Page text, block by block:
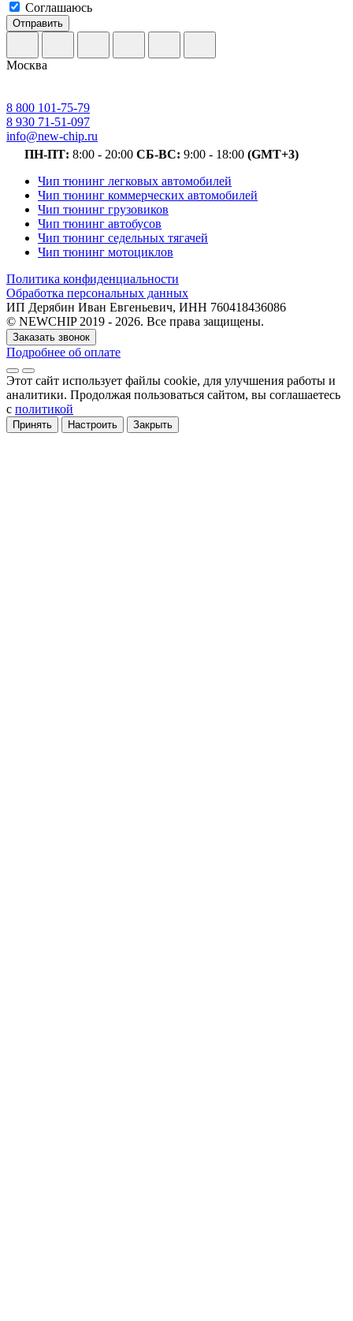
Соглашаюсь
Отправить
Москва
8 800 101-75-79
8 930 71-51-097
info@new-chip.ru
ПН-ПТ: 8:00 - 20:00 СБ-ВС: 9:00 - 18:00 (GMT+3)
Чип тюнинг легковых автомобилей
Чип тюнинг коммерческих автомобилей
Чип тюнинг грузовиков
Чип тюнинг автобусов
Чип тюнинг седельных тягачей
Чип тюнинг мотоциклов
Политика конфиденциальности
Обработка персональных данных
ИП Дерябин Иван Евгеньевич, ИНН 760418436086
© NEWCHIP 2019 - 2026. Все права защищены.
Заказать звонок
Подробнее об оплате
Этот сайт использует файлы cookie, для улучшения работы и
аналитики. Продолжая пользоваться сайтом, вы соглашаетесь
с политикой
Принять Настроить Закрыть